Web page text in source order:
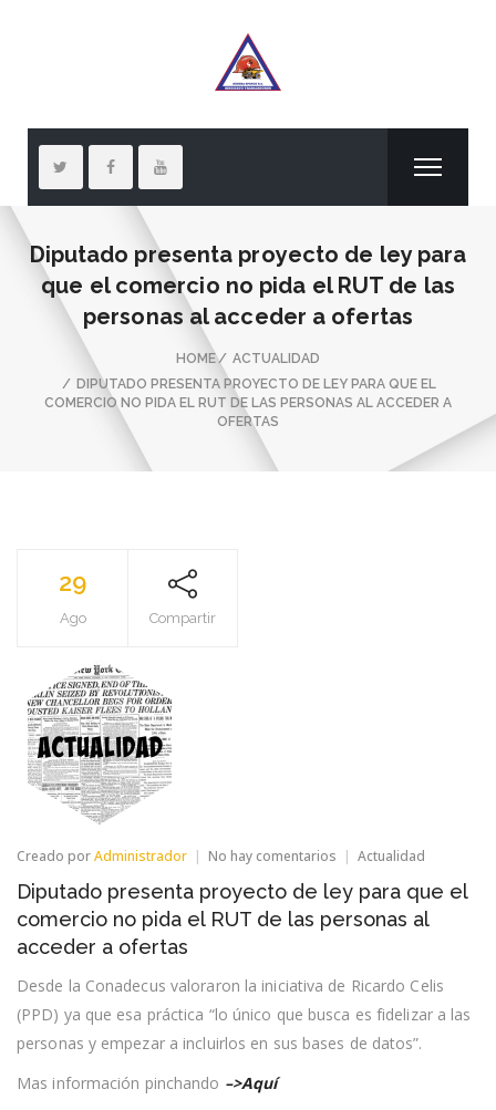
Diputado presenta proyecto de ley para
que el comercio no pida el RUT de las
personas al acceder a ofertas
HOME
ACTUALIDAD
DIPUTADO PRESENTA PROYECTO DE LEY PARA QUE EL
COMERCIO NO PIDA EL RUT DE LAS PERSONAS AL ACCEDER A
OFERTAS
29
Ago Compartir
Creado porAdministrador No hay comentarios en
presenta
proyecto
de
que
comercio
no
Actualidad
Diputado presenta proyecto de ley para que el
comercio no pida el RUT de las personas al
acceder a ofertas
Desde la Conadecus valoraron la iniciativa de Ricardo Celis
(PPD) ya que esa práctica “lo único que busca es fidelizar a las
personas y empezar a incluirlos en sus bases de datos”.
Mas información pinchando –>Aquí